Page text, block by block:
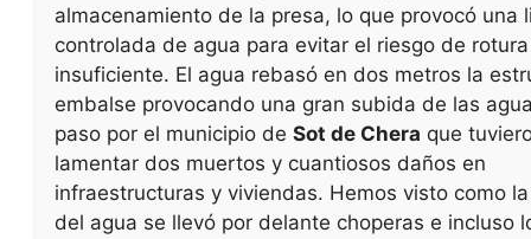
almacenamiento de la presa, lo que provocó una
controlada de agua para evitar el riesgo de
insuficiente. El agua rebasó en dos metros la
embalse provocando una gran subida de las
paso por el municipio de Sot de Chera que
lamentar dos muertos y cuantiosos daños en
infraestructuras y viviendas. Hemos visto como
del agua se llevó por delante choperas e incluso